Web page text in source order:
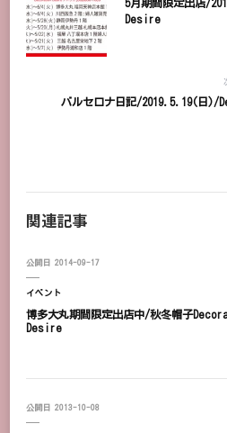
5月期間限定出店/
Desire
バルセロナ日記/2019.5.19(日)/
関連記事
公開日 2014-09-17
イベント
博多大丸期間限定出店中/秋冬帽子
Desire
公開日 2013-10-08